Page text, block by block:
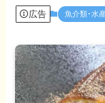
広告 魚介類･水